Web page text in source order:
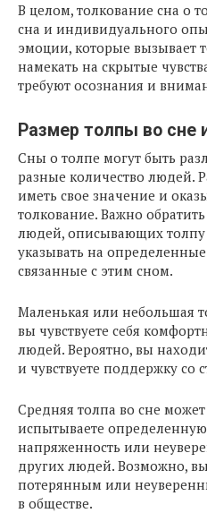
В целом, толкование сна о
сна и индивидуального
эмоции, которые вызывает
намекать на скрытые
требуют осознания и
Размер толпы во сне
Сны о толпе могут быть
разные количество людей.
иметь свое значение и
толкование. Важно
людей, описывающих толпу
указывать на
связанные с этим сном.
Маленькая или небольшая
вы чувствуете себя
людей. Вероятно, вы
и чувствуете поддержку
Средняя толпа во сне
испытываете
напряженность или
других людей. Возможно, вы
потерянным или
в обществе.